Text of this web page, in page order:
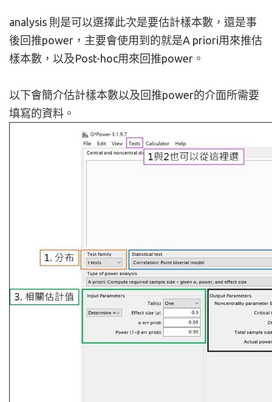
analysis 則是可以選擇此次是要估計樣本數，還是事
後回推power，主要會使用到的就是A priori用來推估
樣本數，以及Post-hoc用來回推power。
以下會簡介估計樣本數以及回推power的介面所需要
填寫的資料。